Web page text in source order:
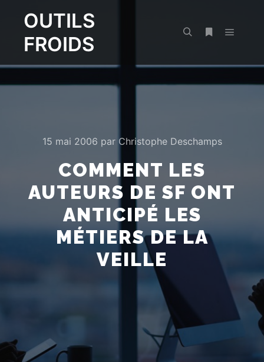
OUTILS
FROIDS
15 mai 2006 par Christophe Deschamps
COMMENT LES
AUTEURS DE SF ONT
ANTICIPÉ LES
MÉTIERS DE LA
VEILLE